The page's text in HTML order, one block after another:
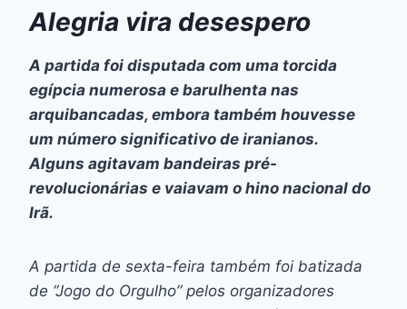
Alegria vira desespero
A partida foi disputada com uma torcida
egípcia numerosa e barulhenta nas
arquibancadas, embora também houvesse
um número significativo de iranianos.
Alguns agitavam bandeiras pré-
revolucionárias e vaiavam o hino nacional do
Irã.
A partida de sexta-feira também foi batizada
de “Jogo do Orgulho” pelos organizadores